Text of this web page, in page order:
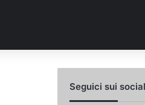
Seguici sui social